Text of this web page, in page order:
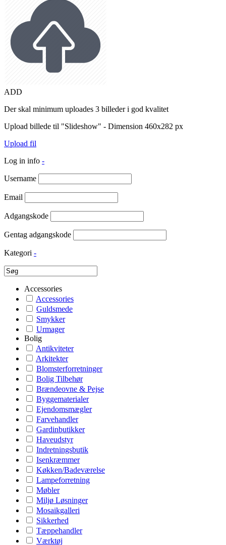
ADD
Der skal minimum uploades 3 billeder i god kvalitet
Upload billede til "Slideshow" - Dimension 460x282 px
Upload fil
Log in info -
Username
Email
Adgangskode
Gentag adgangskode
Kategori -
Accessories
Accessories
Guldsmede
Smykker
Urmager
Bolig
Antikviteter
Arkitekter
Blomsterforretninger
Bolig Tilbehør
Brændeovne & Pejse
Byggematerialer
Ejendomsmægler
Farvehandler
Gardinbutikker
Haveudstyr
Indretningsbutik
Isenkræmmer
Køkken/Badeværelse
Lampeforretning
Møbler
Miljø Løsninger
Mosaikgalleri
Sikkerhed
Tæppehandler
Værktøj